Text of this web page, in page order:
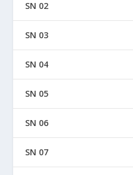
SN 02
SN 03
SN 04
SN 05
SN 06
SN 07